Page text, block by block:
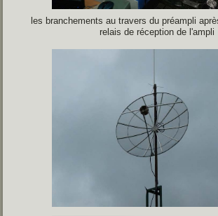
les branchements au travers du préampli
relais de réception de l'ampli